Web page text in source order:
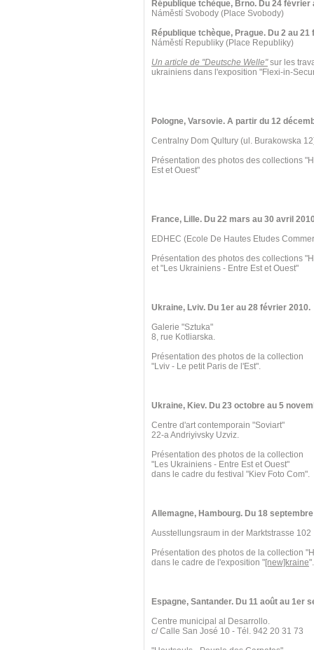
République tchèque, Brno. Du 24 février
Náměstí Svobody (Place Svobody)
République tchèque, Prague. Du 2 au 21
Náměstí Republiky (Place Republiky)
Un article de "Deutsche Welle"sur les
ukrainiens dans l'exposition "Flexi-in-
Pologne, Varsovie. A partir du 12
Centralny Dom Qultury (ul. Burakowska
Présentation des photos des collections
Est et Ouest"
France, Lille. Du 22 mars au 30 avril
EDHEC (Ecole De Hautes Etudes
Présentation des photos des collections
et "Les Ukrainiens - Entre Est et Ouest"
Ukraine, Lviv. Du 1er au 28 février 2010.
Galerie "Sztuka"
8, rue Kotliarska.
Présentation des photos de la collection
"Lviv - Le petit Paris de l'Est".
Ukraine, Kiev. Du 23 octobre au 5
Centre d'art contemporain "Soviart"
22-a Andriyivsky Uzviz.
Présentation des photos de la collection
"Les Ukrainiens - Entre Est et Ouest"
dans le cadre du festival "Kiev Foto Com".
Allemagne, Hambourg. Du 18
Ausstellungsraum in der Marktstrasse 102
Présentation des photos de la collection
dans le cadre de l'exposition "[new]kraine".
Espagne, Santander. Du 11 août au 1er
Centre municipal al Desarrollo.
c/ Calle San José 10 - Tél. 942 20 31 73